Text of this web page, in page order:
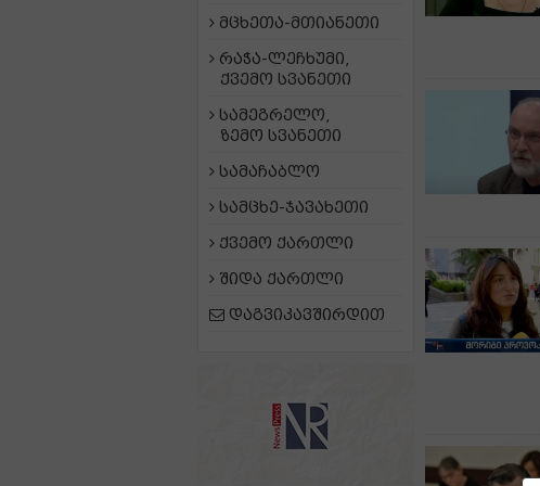
მცხეთა-მთიანეთი
რაჭა-ლეჩხუმი,
ქვემო სვანეთი
სამეგრელო,
ზემო სვანეთი
სამაჩაბლო
სამცხე-ჯავახეთი
ქვემო ქართლი
შიდა ქართლი
დაგვიკავშირდით